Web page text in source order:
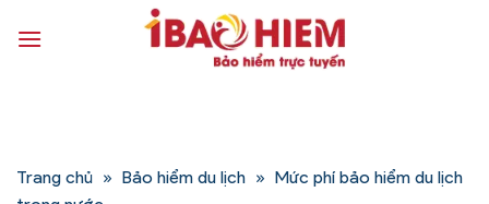
qua
Trang chủ » Bảo hiểm du lịch » Mức phí bảo hiểm du lịch